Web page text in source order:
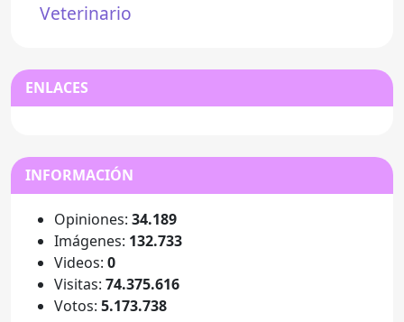
Veterinario
ENLACES
INFORMACIÓN
Opiniones: 34.189
Imágenes: 132.733
Videos: 0
Visitas: 74.375.616
Votos: 5.173.738